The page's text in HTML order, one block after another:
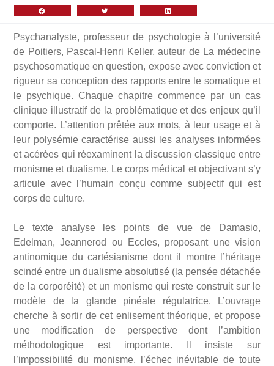
Psychanalyste, professeur de psychologie à l’université
de Poitiers, Pascal-Henri Keller, auteur de La médecine
psychosomatique en question, expose avec conviction et
rigueur sa conception des rapports entre le somatique et
le psychique. Chaque chapitre commence par un cas
clinique illustratif de la problématique et des enjeux qu’il
comporte. L’attention prêtée aux mots, à leur usage et à
leur polysémie caractérise aussi les analyses informées
et acérées qui réexaminent la discussion classique entre
monisme et dualisme. Le corps médical et objectivant s’y
articule avec l’humain conçu comme subjectif qui est
corps de culture.
Le texte analyse les points de vue de Damasio,
Edelman, Jeannerod ou Eccles, proposant une vision
antinomique du cartésianisme dont il montre l’héritage
scindé entre un dualisme absolutisé (la pensée détachée
de la corporéité) et un monisme qui reste construit sur le
modèle de la glande pinéale régulatrice. L’ouvrage
cherche à sortir de cet enlisement théorique, et propose
une modification de perspective dont l’ambition
méthodologique est importante. Il insiste sur
l’impossibilité du monisme, l’échec inévitable de toute